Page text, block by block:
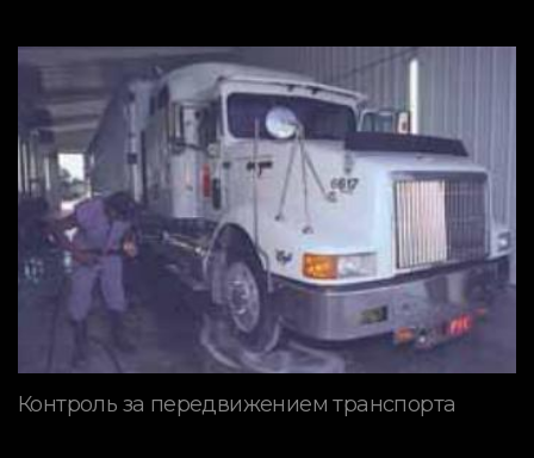
Контроль за передвижением транспорта